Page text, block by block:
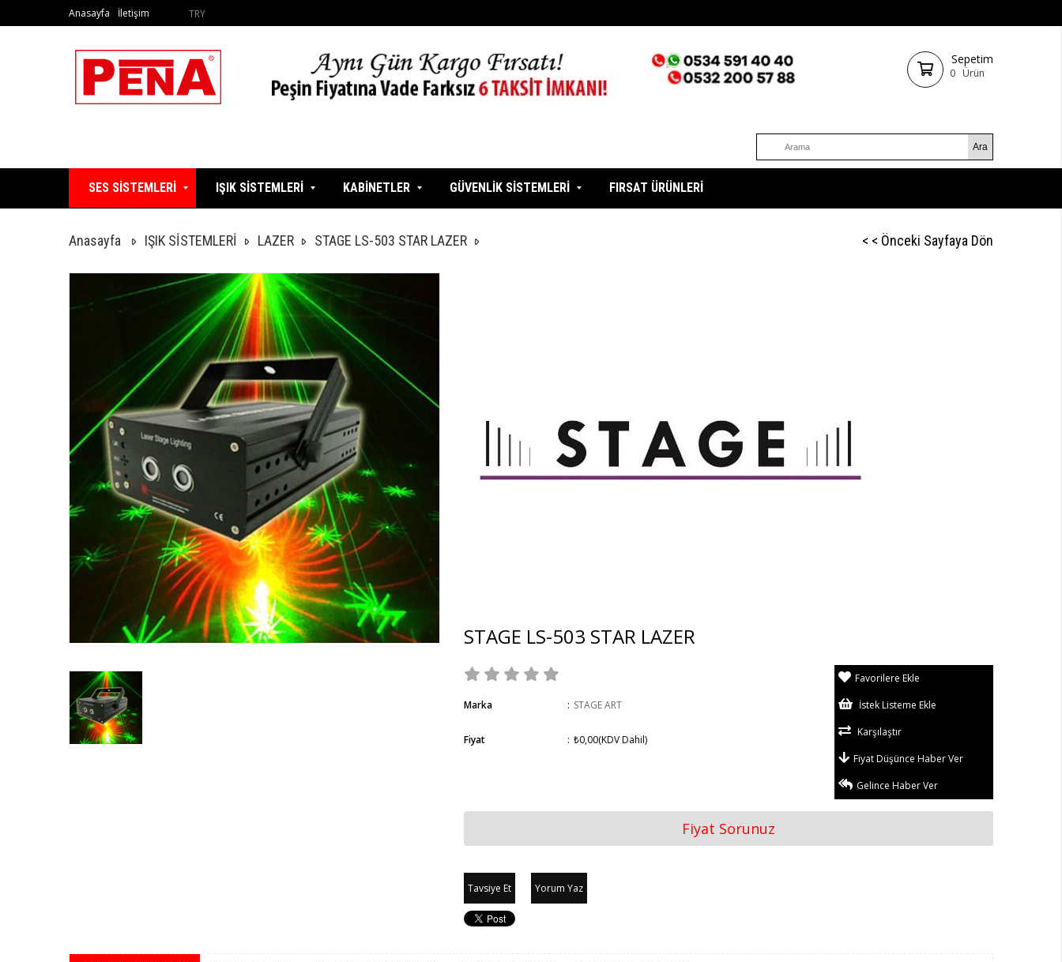
TRY
Anasayfa İletişim
Sepetim
0 Ürün
SES SİSTEMLERİ IŞIK SİSTEMLERİ KABİNETLER GÜVENLİK SİSTEMLERİ FIRSAT ÜRÜNLERİ
Anasayfa IŞIK SİSTEMLERİ LAZER STAGE LS-503 STAR LAZER < < Önceki Sayfaya Dön
STAGE LS-503 STAR LAZER
Marka : STAGE ART
Fiyat : ₺0,00(KDV Dahil)
Favorilere Ekle
İstek Listeme Ekle
Karşılaştır
Fiyat Düşünce Haber Ver
Gelince Haber Ver
Fiyat Sorunuz
Tavsiye Et Yorum Yaz